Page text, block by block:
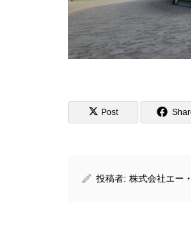
Post
投稿者: 株式会社エー